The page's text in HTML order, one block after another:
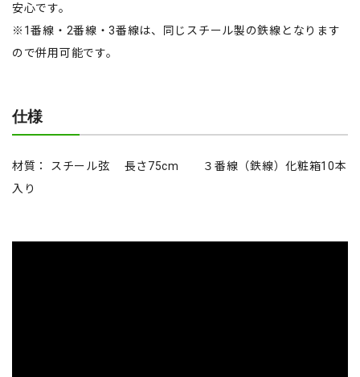
安心です。
※1番線・2番線・3番線は、同じスチール製の鉄線となります
ので併用可能です。
仕様
材質： スチール弦 長さ75cm ３番線（鉄線）化粧箱10本
入り